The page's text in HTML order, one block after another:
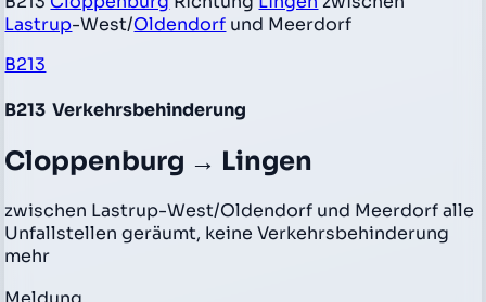
Lastrup-West/Oldendorf und Meerdorf
B213
B213 Verkehrsbehinderung
Cloppenburg → Lingen
zwischen Lastrup-West/Oldendorf und Meerdorf alle
Unfallstellen geräumt, keine Verkehrsbehinderung
mehr